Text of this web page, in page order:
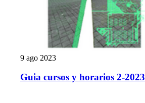
9 ago 2023
Guia cursos y horarios 2-2023